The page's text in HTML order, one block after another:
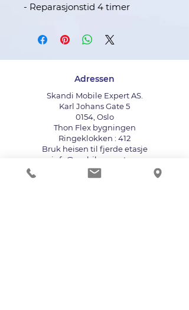
- Reparasjonstid 4 timer
Adressen
Skandi Mobile Expert AS.
Karl Johans Gate 5
0154, Oslo
Thon Flex bygningen
Ringeklokken : 412
Bruk heisen til fjerde etasje
info@mobileexpert.no
+47 411 11 211